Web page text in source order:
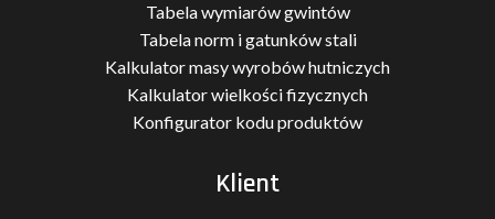
Tabela wymiarów gwintów
Tabela norm i gatunków stali
Kalkulator masy wyrobów hutniczych
Kalkulator wielkości fizycznych
Konfigurator kodu produktów
Klient